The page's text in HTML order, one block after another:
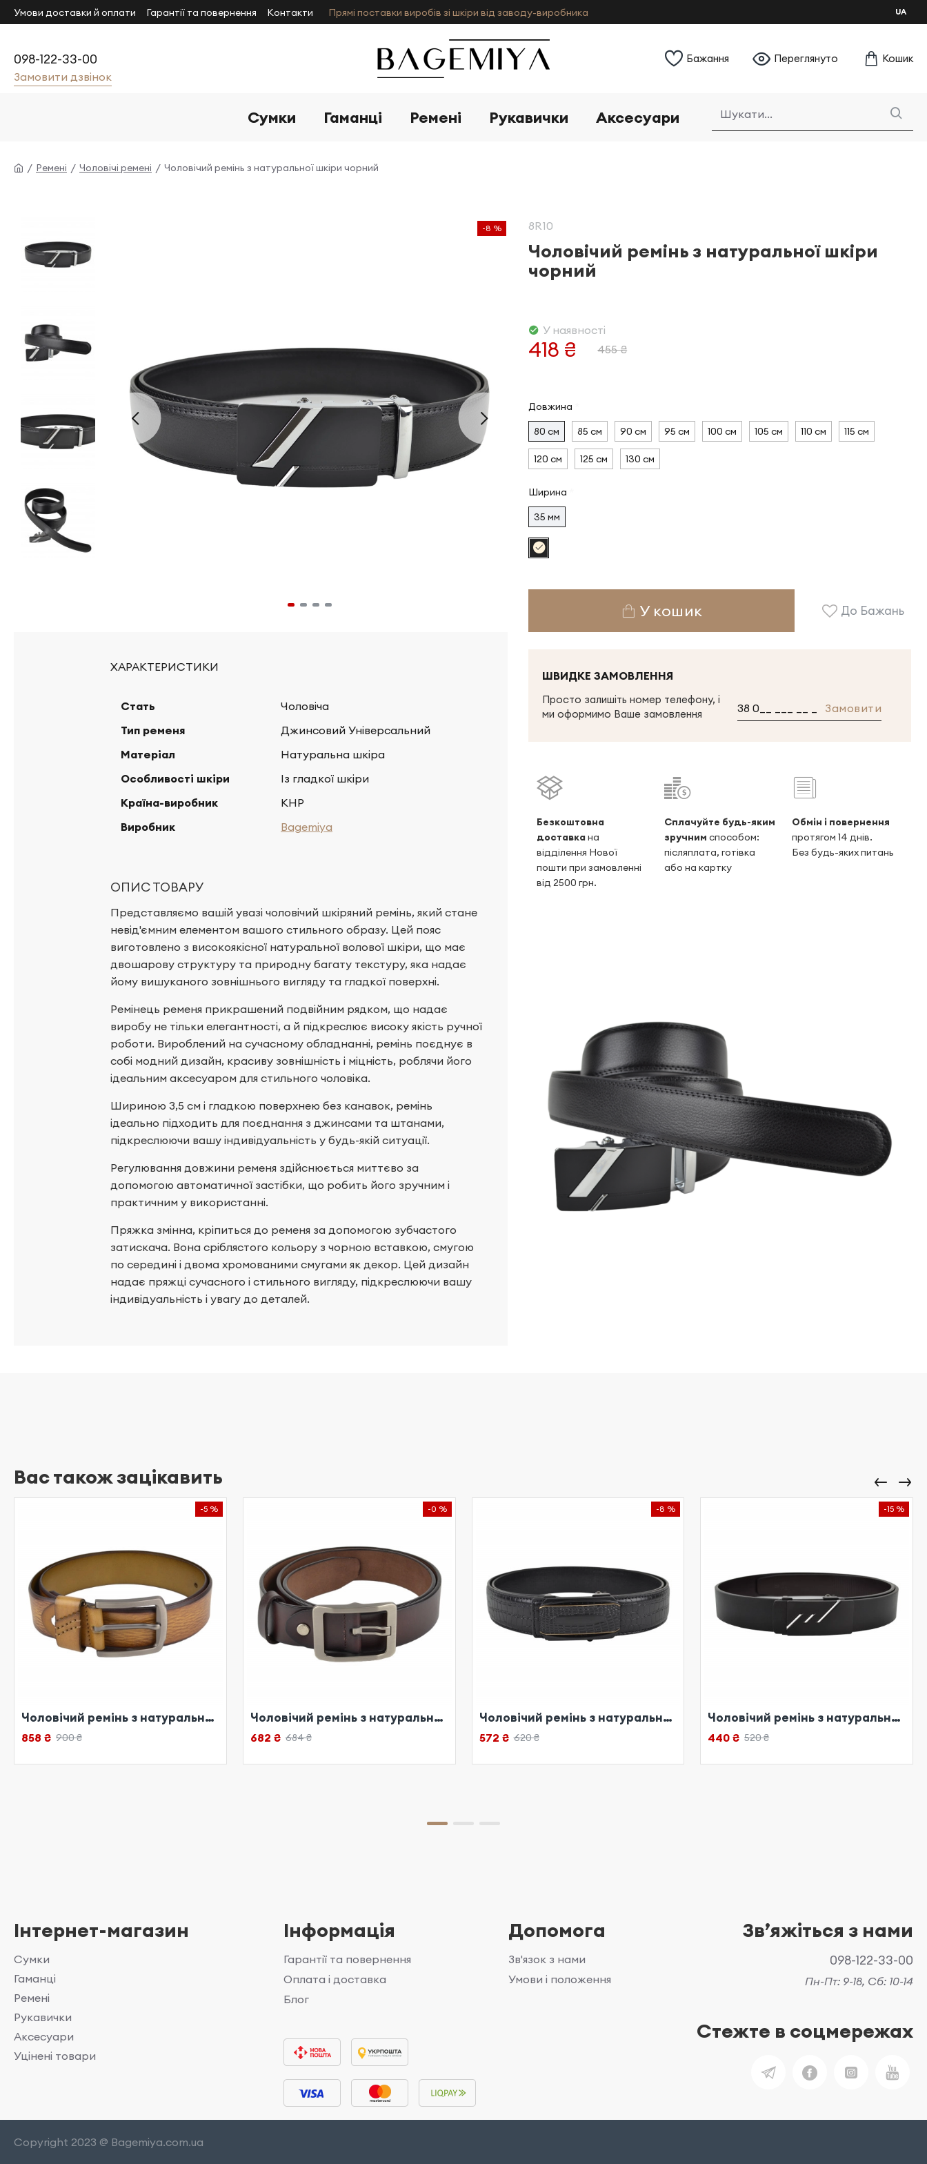
Умови доставки й оплати Гарантії та повернення Контакти Прямі поставки виробів зі шкіри від заводу-виробника UA
098-122-33-00
Замовити дзвінок
Бажання Переглянуто Кошик
Сумки Гаманці Ремені Рукавички Аксесуари
Ремені Чоловічі ремені Чоловічий ремінь з натуральної шкіри чорний
-8 %
ХАРАКТЕРИСТИКИ
Стать
Чоловіча
Тип ременя
Джинсовий Універсальний
Матеріал
Натуральна шкіра
Особливості шкіри
Із гладкої шкіри
Країна-виробник
КНР
Виробник
Bagemiya
ОПИС ТОВАРУ
Представляємо вашій увазі чоловічий шкіряний ремінь, який стане
невід'ємним елементом вашого стильного образу. Цей пояс
виготовлено з високоякісної натуральної волової шкіри, що має
двошарову структуру та природну багату текстуру, яка надає
йому вишуканого зовнішнього вигляду та гладкої поверхні.
Ремінець ременя прикрашений подвійним рядком, що надає
виробу не тільки елегантності, а й підкреслює високу якість ручної
роботи. Вироблений на сучасному обладнанні, ремінь поєднує в
собі модний дизайн, красиву зовнішність і міцність, роблячи його
ідеальним аксесуаром для стильного чоловіка.
Шириною 3,5 см і гладкою поверхнею без канавок, ремінь
ідеально підходить для поєднання з джинсами та штанами,
підкреслюючи вашу індивідуальність у будь-якій ситуації.
Регулювання довжини ременя здійснюється миттєво за
допомогою автоматичної застібки, що робить його зручним і
практичним у використанні.
Пряжка змінна, кріпиться до ременя за допомогою зубчастого
затискача. Вона сріблястого кольору з чорною вставкою, смугою
по середині і двома хромованими смугами як декор. Цей дизайн
надає пряжці сучасного і стильного вигляду, підкреслюючи вашу
індивідуальність і увагу до деталей.
8R10
Чоловічий ремінь з натуральної шкіри
чорний
418 ₴ 455 ₴
У наявності
Довжина
80 см
85 см 90 см 95 см 100 см 105 см 110 см 115 см
120 см 125 см 130 см
Ширина
35 мм
У кошик До Бажань
ШВИДКЕ ЗАМОВЛЕННЯ
Просто залишіть номер телефону, і
ми оформимо Ваше замовлення
Замовити
Безкоштовна
доставкана
відділення Нової
пошти при замовленні
від 2500 грн.
Сплачуйте будь-яким
зручним способом:
післяплата, готівка
або на картку
Обмін і повернення
протягом 14 днів.
Без будь-яких питань
Вас також зацікавить
-5 %
Чоловічий ремінь з натуральної шкіри рудий
858 ₴ 900 ₴
-0 %
Чоловічий ремінь з натуральної шкіри червоний
682 ₴ 684 ₴
-8 %
Чоловічий ремінь з натуральної шкіри чорний
572 ₴ 620 ₴
-15 %
Чоловічий ремінь з натуральної шкіри чорний
440 ₴ 520 ₴
Інтернет-магазин
Сумки
Гаманці
Ремені
Рукавички
Аксесуари
Уцінені товари
Інформація
Гарантії та повернення
Оплата і доставка
Блог
Допомога
Зв'язок з нами
Умови і положення
Звʼяжіться з нами
098-122-33-00
Пн-Пт: 9-18, Сб: 10-14
Стежте в соцмережах
Copyright 2023 @ Bagemiya.com.ua